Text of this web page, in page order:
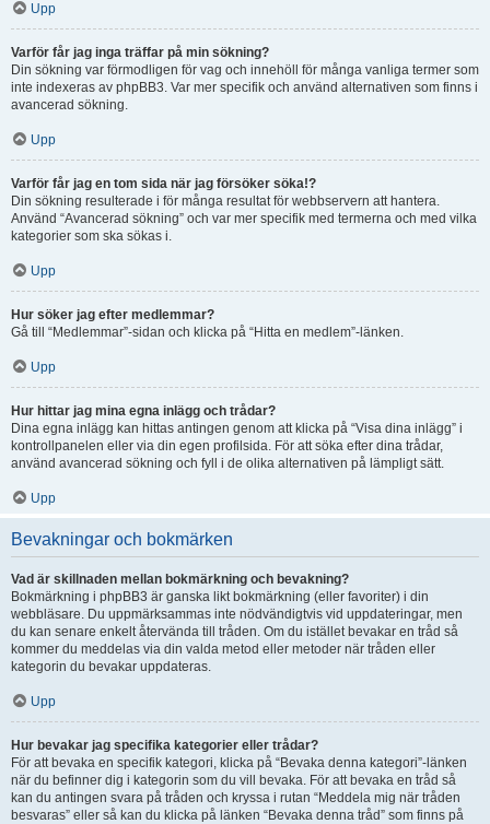
Upp
Varför får jag inga träffar på min sökning?
Din sökning var förmodligen för vag och innehöll för många vanliga termer som
inte indexeras av phpBB3. Var mer specifik och använd alternativen som finns i
avancerad sökning.
Upp
Varför får jag en tom sida när jag försöker söka!?
Din sökning resulterade i för många resultat för webbservern att hantera.
Använd “Avancerad sökning” och var mer specifik med termerna och med vilka
kategorier som ska sökas i.
Upp
Hur söker jag efter medlemmar?
Gå till “Medlemmar”-sidan och klicka på “Hitta en medlem”-länken.
Upp
Hur hittar jag mina egna inlägg och trådar?
Dina egna inlägg kan hittas antingen genom att klicka på “Visa dina inlägg” i
kontrollpanelen eller via din egen profilsida. För att söka efter dina trådar,
använd avancerad sökning och fyll i de olika alternativen på lämpligt sätt.
Upp
Bevakningar och bokmärken
Vad är skillnaden mellan bokmärkning och bevakning?
Bokmärkning i phpBB3 är ganska likt bokmärkning (eller favoriter) i din
webbläsare. Du uppmärksammas inte nödvändigtvis vid uppdateringar, men
du kan senare enkelt återvända till tråden. Om du istället bevakar en tråd så
kommer du meddelas via din valda metod eller metoder när tråden eller
kategorin du bevakar uppdateras.
Upp
Hur bevakar jag specifika kategorier eller trådar?
För att bevaka en specifik kategori, klicka på “Bevaka denna kategori”-länken
när du befinner dig i kategorin som du vill bevaka. För att bevaka en tråd så
kan du antingen svara på tråden och kryssa i rutan “Meddela mig när tråden
besvaras” eller så kan du klicka på länken “Bevaka denna tråd” som finns på